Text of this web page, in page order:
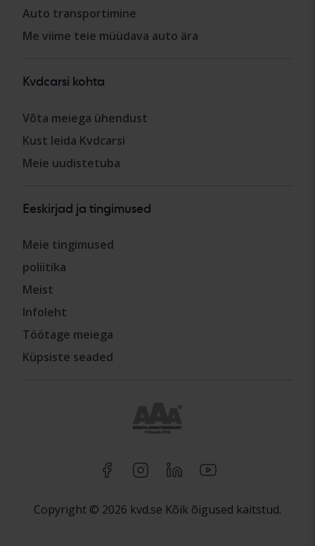
Auto transportimine
Me viime teie müüdava auto ära
Kvdcarsi kohta
Võta meiega ühendust
Kust leida Kvdcarsi
Meie uudistetuba
Eeskirjad ja tingimused
Meie tingimused
poliitika
Meist
Infoleht
Töötage meiega
Küpsiste seaded
Copyright © 2026 kvd.se Kõik õigused kaitstud.